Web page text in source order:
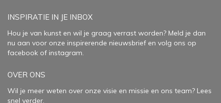
INSPIRATIE IN JE INBOX
Hou je van kunst en wil je graag verrast worden? Meld je dan
nu aan voor onze inspirerende nieuwsbrief en volg ons op
facebook of instagram.
OVER ONS
Wil je meer weten over onze visie en missie en ons team? Lees
snel verder.